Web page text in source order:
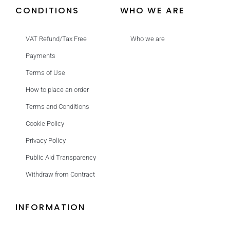
CONDITIONS
VAT Refund/Tax Free
Payments
Terms of Use
How to place an order
Terms and Conditions
Cookie Policy
Privacy Policy
Public Aid Transparency
Withdraw from Contract
WHO WE ARE
Who we are
INFORMATION